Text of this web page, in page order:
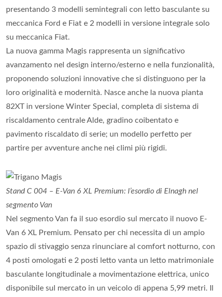
presentando 3 modelli semintegrali con letto basculante su
meccanica Ford e Fiat e 2 modelli in versione integrale solo
su meccanica Fiat.
La nuova gamma Magis rappresenta un significativo
avanzamento nel design interno/esterno e nella funzionalità,
proponendo soluzioni innovative che si distinguono per la
loro originalità e modernità. Nasce anche la nuova pianta
82XT in versione Winter Special, completa di sistema di
riscaldamento centrale Alde, gradino coibentato e
pavimento riscaldato di serie; un modello perfetto per
partire per avventure anche nei climi più rigidi.
Stand C 004 – E-Van 6 XL Premium: l’esordio di Elnagh nel
segmento Van
Nel segmento Van fa il suo esordio sul mercato il nuovo E-
Van 6 XL Premium. Pensato per chi necessita di un ampio
spazio di stivaggio senza rinunciare al comfort notturno, con
4 posti omologati e 2 posti letto vanta un letto matrimoniale
basculante longitudinale a movimentazione elettrica, unico
disponibile sul mercato in un veicolo di appena 5,99 metri. Il